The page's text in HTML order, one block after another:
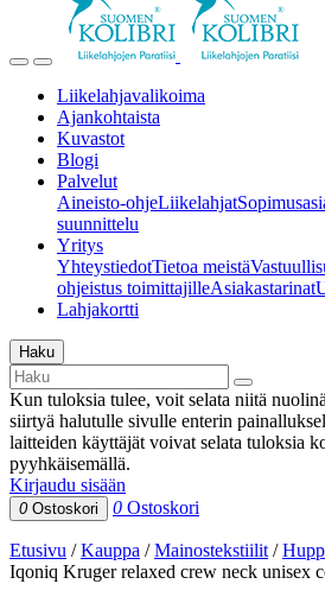
Liikelahjavalikoima
Ajankohtaista
Kuvastot
Blogi
Palvelut
Aineisto-ohjeLiikelahjat
suunnittelu
Yritys
YhteystiedotTietoa meistä
ohjeistus toimittajilleAsiakastarinat
Lahjakortti
Haku
Kun tuloksia tulee, voit selata niitä
siirtyä halutulle sivulle enterin
laitteiden käyttäjät voivat selata tuloksia
pyyhkäisemällä.
Kirjaudu sisään
0 Ostoskori 0 Ostoskori
Etusivu /Kauppa /Mainostekstiilit /
Iqoniq Kruger relaxed crew neck unisex